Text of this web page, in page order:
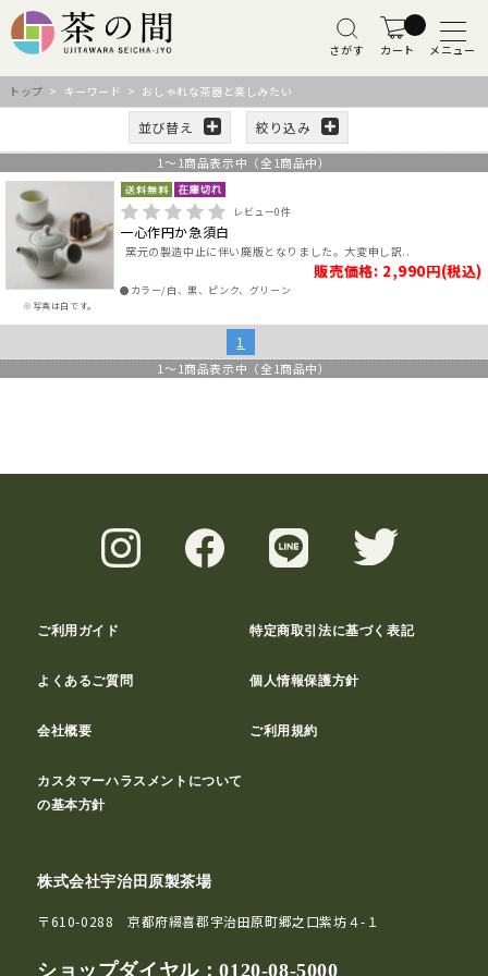
さがす カート メニュー
トップ > キーワード > おしゃれな茶器と楽しみたい
並び替え 絞り込み
1 ～ 1商品表示中（全 1商品中）
※写真は白です。
レビュー0件
一心作円か急須白
窯元の製造中止に伴い廃版となりました。大変申し訳..
販売価格: 2,990円(税込)
●カラー/白、黒、ピンク、グリーン
1
1 ～ 1商品表示中（全 1商品中）
ご利用ガイド 特定商取引法に基づく表記
よくあるご質問 個人情報保護方針
会社概要 ご利用規約
カスタマーハラスメントについて
の基本方針
株式会社宇治田原製茶場
〒610-0288 京都府綴喜郡宇治田原町郷之口紫坊４-１
ショップダイヤル：0120-08-5000